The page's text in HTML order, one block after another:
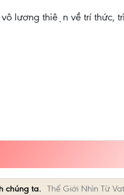
lương thiện về trí thức,
chúng ta.
Thế Giới Nhìn Từ